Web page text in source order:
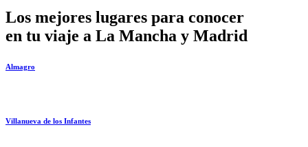
Los mejores lugares para conocer
en tu viaje a La Mancha y Madrid
Almagro
Villanueva de los Infantes